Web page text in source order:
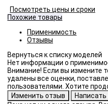
Посмотреть цены и сроки
Похожие товары
Применимость
Отзывы
Нет информации о
Внимание! Если вы измените
удалены все оценки,
пользователями. Хотите